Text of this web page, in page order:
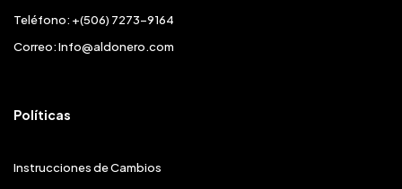
Teléfono: +(506) 7273-9164
Correo:Info@aldonero.com
Políticas
Instrucciones de Cambios